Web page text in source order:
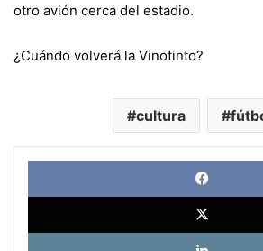
otro avión cerca del estadio.
¿Cuándo volverá la Vinotinto?
cultura